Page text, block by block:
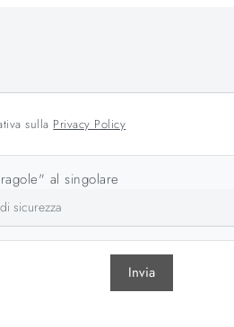
sulla Privacy Policy
al singolare
Invia